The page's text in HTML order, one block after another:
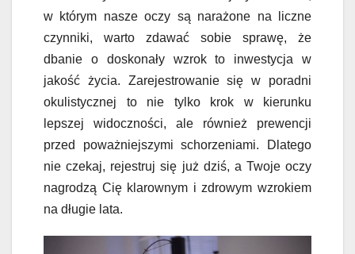
w którym nasze oczy są narażone na liczne
czynniki, warto zdawać sobie sprawę, że
dbanie o doskonały wzrok to inwestycja w
jakość życia. Zarejestrowanie się w poradni
okulistycznej to nie tylko krok w kierunku
lepszej widoczności, ale również prewencji
przed poważniejszymi schorzeniami. Dlatego
nie czekaj, rejestruj się już dziś, a Twoje oczy
nagrodzą Cię klarownym i zdrowym wzrokiem
na długie lata.